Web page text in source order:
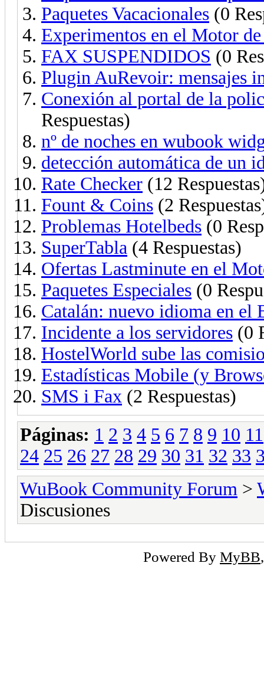
Paquetes Vacacionales (0
Experimentos en el Motor de
FAX SUSPENDIDOS (0
Plugin AuRevoir: mensajes
Conexión al portal de la
Respuestas)
nº de noches en wubook
detección automática de un
Rate Checker (12
Fount & Coins (2
Problemas Hotelbeds (0
SuperTabla (4 Respuestas)
Ofertas Lastminute en el
Paquetes Especiales (0
Catalán: nuevo idioma en el
Incidente a los servidores (0
HostelWorld sube las
Estadísticas Mobile (y
SMS i Fax (2 Respuestas)
Páginas: 1 2 3 4 5 6 7 8 9 10 11
24 25 26 27 28 29 30 31 32 33
WuBook Community Forum >
Discusiones
Powered By MyBB